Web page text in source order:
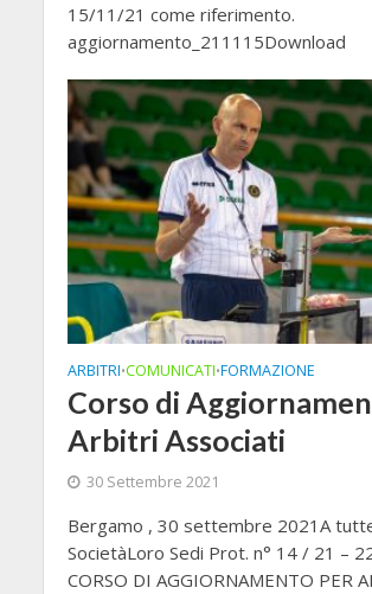
15/11/21 come riferimento.
aggiornamento_211115Download
ARBITRI•COMUNICATI•FORMAZIONE
Corso di
Arbitri Associati
30 Settembre 2021
Bergamo , 30 settembre 2021A
SocietàLoro Sedi Prot. n° 14 / 21 –
CORSO DI AGGIORNAMENTO PER